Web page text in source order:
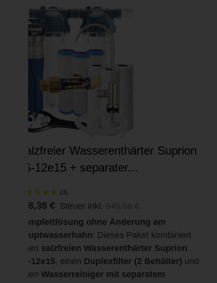
Salzfreier Wasserenthärter Suprion
JS-12e15 + separater...
(3)
898,38 € Steuer inkl.
Komplettlösung ohne Änderung am
Hauptwasserhahn: Dieses Paket kombiniert
einen salzfreien Wasserenthärter Suprion
JS-12e15, einen Duplexfilter (2 Behälter) und
einen Wasserreiniger mit separatem